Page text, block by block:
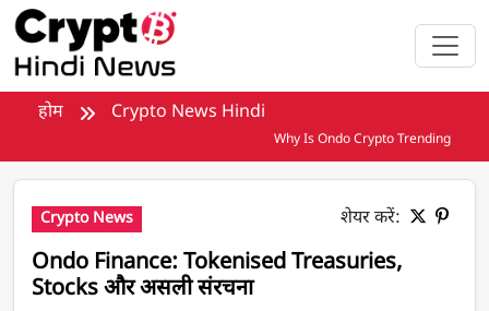
मुख्य सामग्री पर जाएँ
होम Crypto News Hindi
Why Is Ondo Crypto Trending
Crypto News शेयर करें:
Ondo Finance: Tokenised Treasuries,
Stocks और असली संरचना